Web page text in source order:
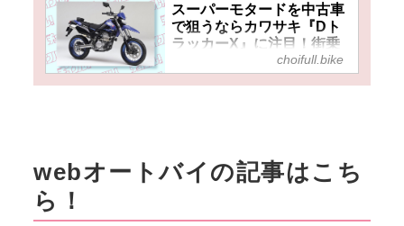
スーパーモタードを中古車
で狙うならカワサキ『Dト
ラッカーX』に注目！街乗
りからスポーツまで幅広く
楽しめる250ccの万能選
choifull.bike
webオートバイの記事はこち
ら！